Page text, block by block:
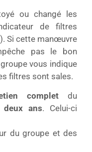
ou changé les
de filtres
Si cette manœuvre
pas le bon
vous indique
filtres sont sales.
completdu
ans. Celui-ci
du groupe et des